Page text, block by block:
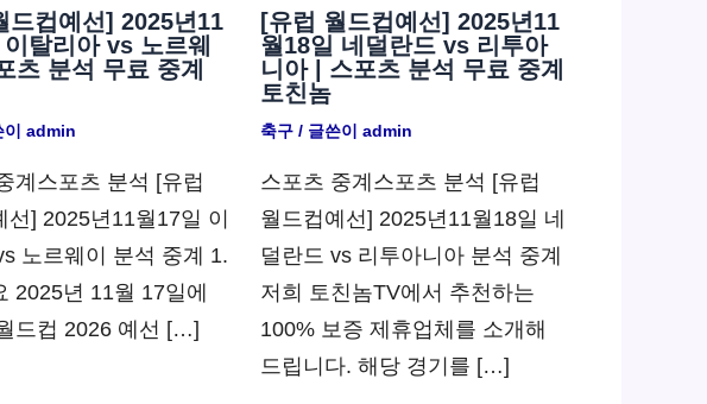
드컵예선] 2025년11
탈리아 vs 노르웨
츠 분석 무료 중계
admin
계스포츠 분석 [유럽
선] 2025년11월17일 이
노르웨이 분석 중계 1.
2025년 11월 17일에
드컵 2026 예선 […]
[유럽 월드컵예선] 2025년11
월18일 네덜란드 vs 리투아
니아 | 스포츠 분석 무료 중계
토친놈
축구 / 글쓴이admin
스포츠 중계스포츠 분석 [유럽
월드컵예선] 2025년11월18일 네
덜란드 vs 리투아니아 분석 중계
저희 토친놈TV에서 추천하는
100% 보증 제휴업체를 소개해
드립니다. 해당 경기를 […]